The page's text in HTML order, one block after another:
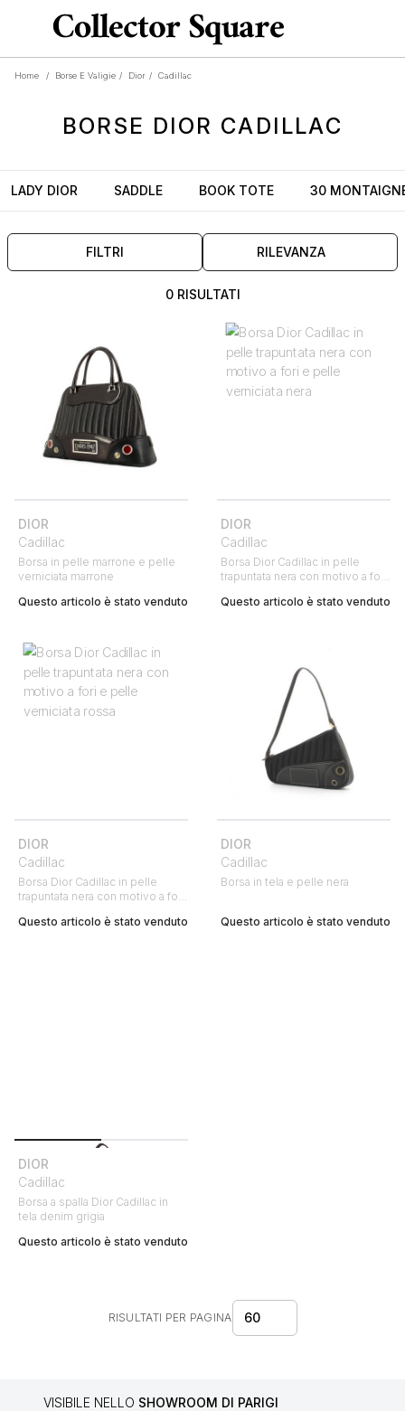
Home / Borse E Valigie / Dior / Cadillac
BORSE DIOR CADILLAC
LADY DIOR SADDLE BOOK TOTE 30
FILTRI RILEVANZA
0 RISULTATI
DIOR
Cadillac
Borsa in pelle marrone e pelle
verniciata marrone
Questo articolo è stato venduto
DIOR
Cadillac
Borsa Dior Cadillac in pelle
trapuntata nera con motivo a fori
Questo articolo è stato venduto
DIOR
Cadillac
Borsa Dior Cadillac in pelle
trapuntata nera con motivo a fori
Questo articolo è stato venduto
DIOR
Cadillac
Borsa in tela e pelle nera
Questo articolo è stato venduto
DIOR
Cadillac
Borsa a spalla Dior Cadillac in
tela denim grigia
Questo articolo è stato venduto
RISULTATI PER PAGINA 60
VISIBILE NELLO SHOWROOM DI PARIGI